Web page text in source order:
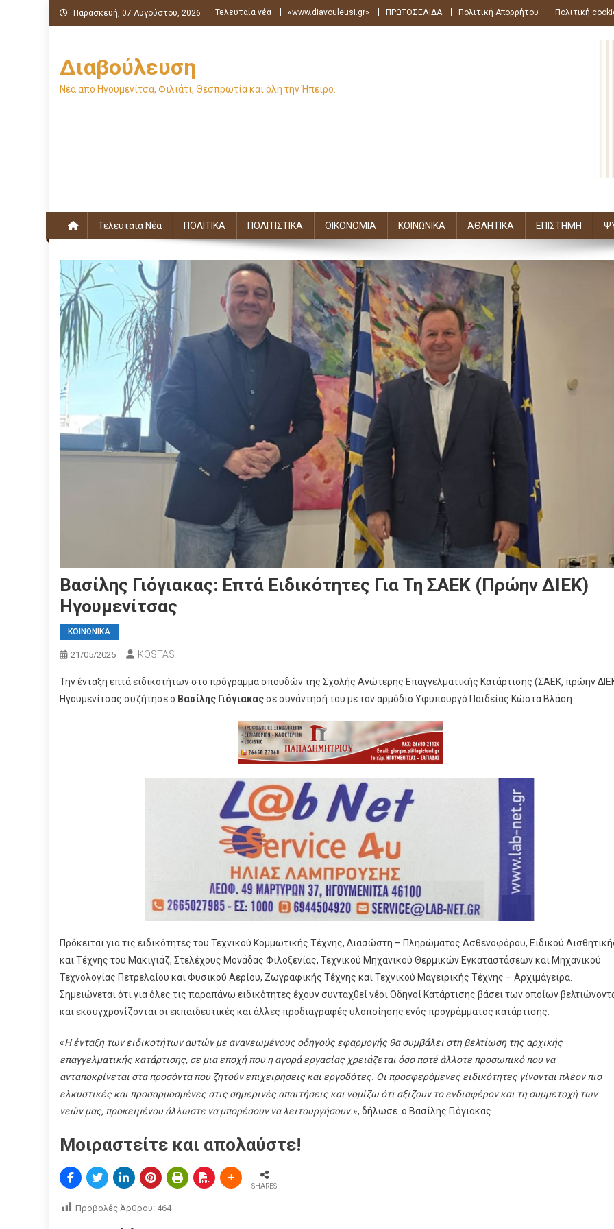
Μεταπηδήστε
στο
Παρασκευή, 07 Αυγούστου, 2026 Τελευταία νέα «www.diavouleusi.gr» ΠΡΩΤΟΣΕΛΙΔΑ Πολιτική Απορρήτου Πολιτική
Διαβούλευση
Νέα από Ηγουμενίτσα, Φιλιάτι, Θεσπρωτία και όλη την Ήπειρο.
Τελευταία Νέα ΠΟΛΙΤΙΚΑ ΠΟΛΙΤΙΣΤΙΚΑ ΟΙΚΟΝΟΜΙΑ ΚΟΙΝΩΝΙΚΑ ΑΘΛΗΤΙΚΑ ΕΠΙΣΤΗΜΗ
Βασίλης Γιόγιακας: Επτά Ειδικότητες Για Τη ΣΑΕΚ (πρώην ΔΙΕΚ)
Ηγουμενίτσας
ΚΟΙΝΩΝΙΚΑ
21/05/2025 KOSTAS
Την ένταξη επτά ειδικοτήτων στο πρόγραμμα σπουδών της Σχολής Ανώτερης Επαγγελματικής Κατάρτισης (ΣΑΕΚ, πρώην
Ηγουμενίτσας συζήτησε ο Βασίλης Γιόγιακαςσε συνάντησή του με τον αρμόδιο Υφυπουργό Παιδείας Κώστα Βλάση.
Πρόκειται για τις ειδικότητες του Τεχνικού Κομμωτικής Τέχνης, Διασώστη – Πληρώματος Ασθενοφόρου, Ειδικού
και Τέχνης του Μακιγιάζ, Στελέχους Μονάδας Φιλοξενίας, Τεχνικού Μηχανικού Θερμικών Εγκαταστάσεων και Μηχανικού
Τεχνολογίας Πετρελαίου και Φυσικού Αερίου, Ζωγραφικής Τέχνης και Τεχνικού Μαγειρικής Τέχνης – Αρχιμάγειρα.
Σημειώνεται ότι για όλες τις παραπάνω ειδικότητες έχουν συνταχθεί νέοι Οδηγοί Κατάρτισης βάσει των οποίων
και εκσυγχρονίζονται οι εκπαιδευτικές και άλλες προδιαγραφές υλοποίησης ενός προγράμματος κατάρτισης.
«Η ένταξη των ειδικοτήτων αυτών με ανανεωμένους οδηγούς εφαρμογής θα συμβάλει στη βελτίωση της αρχικής
επαγγελματικής κατάρτισης, σε μια εποχή που η αγορά εργασίας χρειάζεται όσο ποτέ άλλοτε προσωπικό που να
ανταποκρίνεται στα προσόντα που ζητούν επιχειρήσεις και εργοδότες. Οι προσφερόμενες ειδικότητες γίνονται πλέον πιο
ελκυστικές και προσαρμοσμένες στις σημερινές απαιτήσεις και νομίζω ότι αξίζουν το ενδιαφέρον και τη συμμετοχή των
νεών μας, προκειμένου άλλωστε να μπορέσουν να λειτουργήσουν.», δήλωσε ο Βασίλης Γιόγιακας.
Μοιραστείτε και απολαύστε!
SHARES
Προβολές Άρθρου: 464